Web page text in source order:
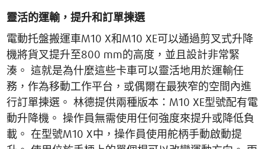
靈活的運輸，提升和訂單揀選
電動托盤搬運車M10 X和M10 XE可以通過剪叉式升降
機將貨叉提升至800 mm的高度，並且設計非常緊
湊。 這就是為什麼這些卡車可以靈活地用於運輸任
務，作為移動工作平台，或偶爾在最狹窄的空間內進
行訂單揀選。 林德提供兩種版本：M10 XE型號配有電
動升降機。 操作員無需使用任何強度來提升或降低負
載。 在型號M10 X中，操作員使用舵柄手動啟動提